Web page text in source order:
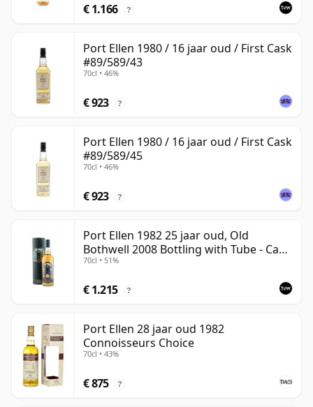
€ 1.166 ?
Port Ellen 1980 / 16 jaar oud / First Cask
#89/589/43
70cl • 46%
€ 923 ?
Port Ellen 1980 / 16 jaar oud / First Cask
#89/589/45
70cl • 46%
€ 923 ?
Port Ellen 1982 25 jaar oud, Old
Bothwell 2008 Bottling with Tube - Cask
#2555
70cl • 51%
€ 1.215 ?
Port Ellen 28 jaar oud 1982
Connoisseurs Choice
70cl • 43%
€ 875 ?